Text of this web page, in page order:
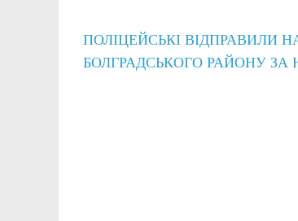
ПОЛІЦЕЙСЬКІ ВІДПРАВИЛИ
БОЛГРАДСЬКОГО РАЙОНУ ЗА